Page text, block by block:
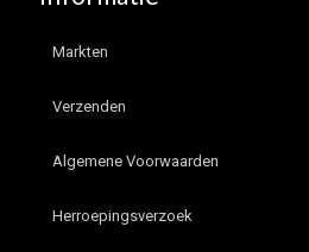
Markten
Verzenden
Algemene Voorwaarden
Herroepingsverzoek